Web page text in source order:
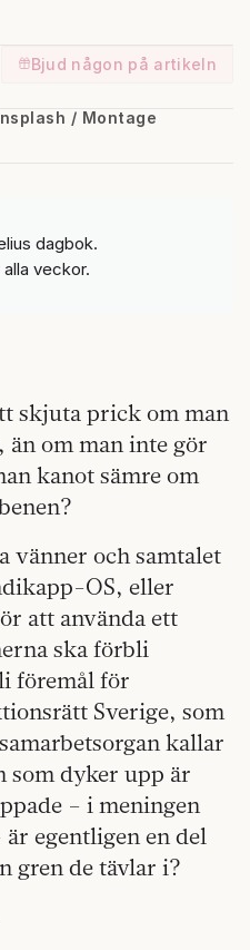
Bjud någon på artikeln
/ Montage
dagbok.
veckor.
skjuta prick om man
om man inte gör
kanot sämre om
vänner och samtalet
OS, eller
att använda ett
ska förbli
föremål för
Sverige, som
kallar
som dyker upp är
– i meningen
egentligen en del
gren de tävlar i?